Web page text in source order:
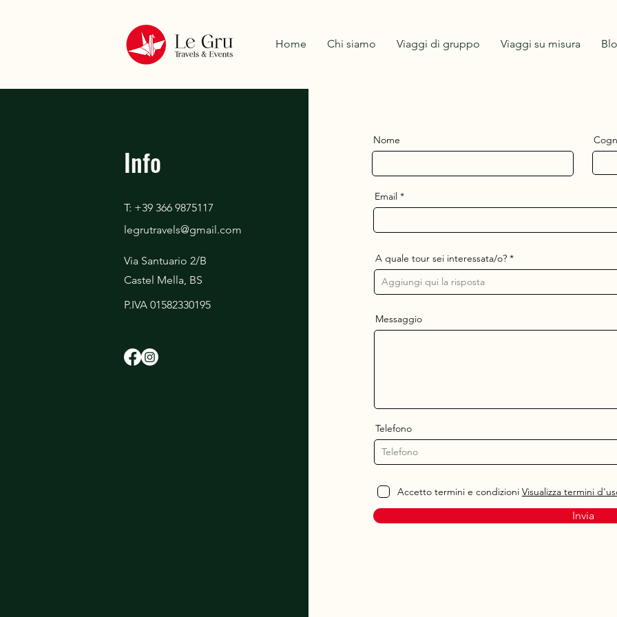
Home Chi siamo Viaggi di gruppo Viaggi su misura
Info
T: +39 366 9875117
legrutravels@gmail.com
Via Santuario 2/B
Castel Mella, BS
P.IVA 01582330195
Nome
Email
A quale tour sei interessata/o?
Messaggio
Telefono
Accetto termini e condizioni Visualizza termini
Invia